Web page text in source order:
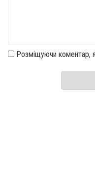
Розміщуючи коментар,